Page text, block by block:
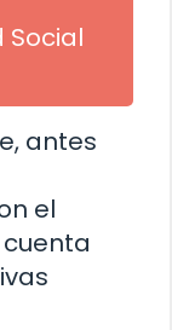
Social
antes
el